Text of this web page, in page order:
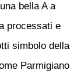
bella A a
processati e
simbolo della
Parmigiano